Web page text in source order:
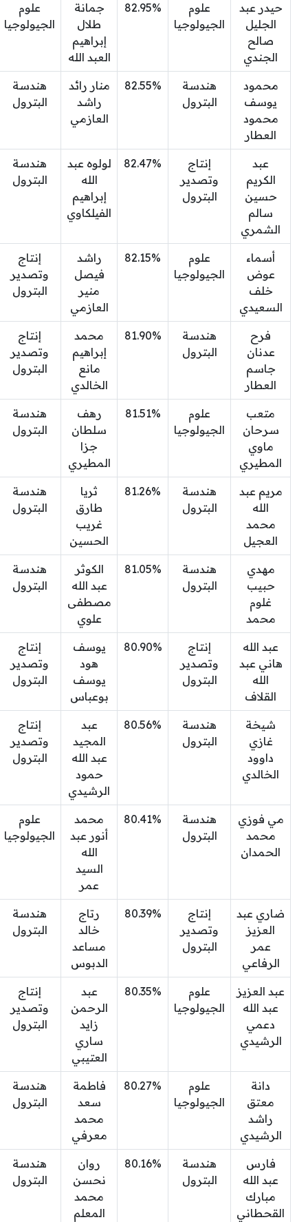
حيدر عبد
الجليل
صالح
الجندي
علوم
الجيولوجيا
82.95%
جمانة
طلال
إبراهيم
العبد الله
علوم
الجيولوجيا
محمود
يوسف
محمود
العطار
هندسة
البترول
82.55%
منار رائد
راشد
العازمي
هندسة
البترول
عبد
الكريم
حسين
سالم
الشمري
إنتاج
وتصدير
البترول
82.47%
لولوه عبد
الله
إبراهيم
الفيلكاوي
هندسة
البترول
أسماء
عوض
خلف
السعيدي
علوم
الجيولوجيا
82.15%
راشد
فيصل
منير
العازمي
إنتاج
وتصدير
البترول
فرح
عدنان
جاسم
العطار
هندسة
البترول
81.90%
محمد
إبراهيم
مانع
الخالدي
إنتاج
وتصدير
البترول
متعب
سرحان
ماوي
المطيري
علوم
الجيولوجيا
81.51%
رهف
سلطان
جزا
المطيري
هندسة
البترول
مريم عبد
الله
محمد
العجيل
هندسة
البترول
81.26%
ثريا
طارق
غريب
الحسين
هندسة
البترول
مهدي
حبيب
غلوم
محمد
هندسة
البترول
81.05%
الكوثر
عبد الله
مصطفى
علوي
هندسة
البترول
عبد الله
هاني عبد
الله
القلاف
إنتاج
وتصدير
البترول
80.90%
يوسف
هود
يوسف
بوعباس
إنتاج
وتصدير
البترول
شيخة
غازي
داوود
الخالدي
هندسة
البترول
80.56%
عبد
المجيد
عبد الله
حمود
الرشيدي
إنتاج
وتصدير
البترول
مي فوزي
محمد
الحمدان
هندسة
البترول
80.41%
محمد
أنور عبد
الله
السيد
عمر
علوم
الجيولوجيا
ضاري عبد
العزيز
عمر
الرفاعي
إنتاج
وتصدير
البترول
80.39%
رتاج
خالد
مساعد
الدبوس
هندسة
البترول
عبد العزيز
عبد الله
دعمي
الرشيدي
علوم
الجيولوجيا
80.35%
عبد
الرحمن
زايد
ساري
العتيبي
إنتاج
وتصدير
البترول
دانة
معتق
راشد
الرشيدي
علوم
الجيولوجيا
80.27%
فاطمة
سعد
محمد
معرفي
هندسة
البترول
فارس
عبد الله
مبارك
القحطاني
هندسة
البترول
80.16%
روان
نحسن
محمد
المعلم
هندسة
البترول